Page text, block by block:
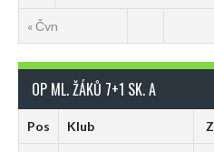
« Čvn
OP ML. ŽÁKŮ 7+1 SK. A
Pos Klub Z